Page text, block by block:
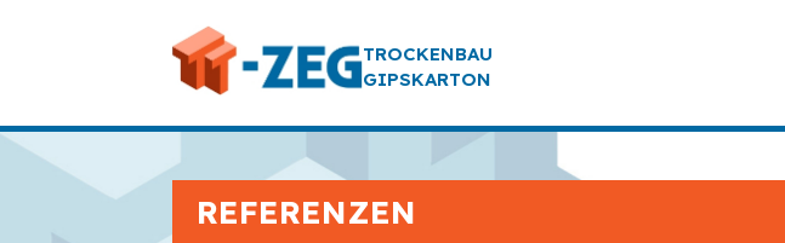
TROCKENBAU
GIPSKARTON
REFERENZEN